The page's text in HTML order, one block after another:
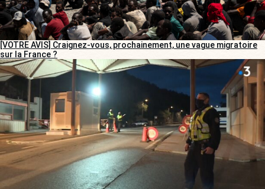
[VOTRE AVIS] Craignez-vous, prochainement, une vague migratoire
sur la France ?